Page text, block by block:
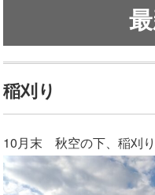
稲刈り
10月末 秋空の下、稲刈り